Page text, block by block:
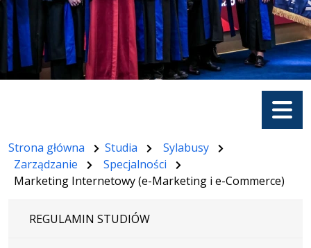
Menu
Strona główna Studia
Sylabusy
Zarządzanie
Specjalności
Marketing Internetowy (e-Marketing i e-Commerce)
REGULAMIN STUDIÓW